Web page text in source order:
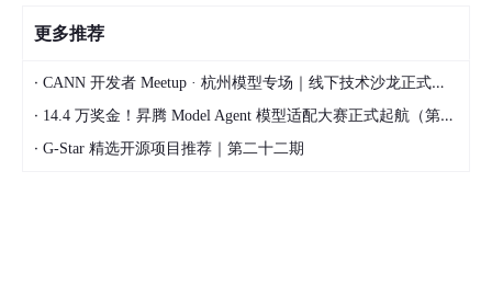
资源说明：资源来自网络，只能提供资源，无法提供答疑，内附引
（含：全球陆域高程、海洋深度信息、中国全域及省、市三级裁剪
版本）
更多推荐
· CANN 开发者 Meetup · 杭州模型专场｜线下技术沙龙正式开启报名！
· 14.4 万奖金！昇腾 Model Agent 模型适配大赛正式起航（第二季）
· G-Star 精选开源项目推荐｜第二十二期